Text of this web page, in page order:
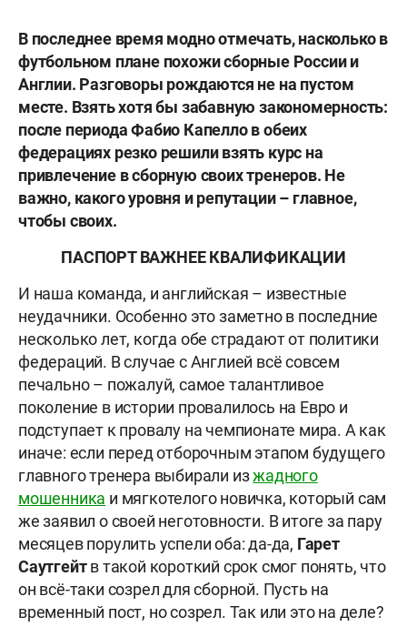
В последнее время модно отмечать, насколько в
футбольном плане похожи сборные России и
Англии. Разговоры рождаются не на пустом
месте. Взять хотя бы забавную закономерность:
после периодаФабио Капеллов обеих
федерациях резко решили взять курс на
привлечение в сборную своих тренеров. Не
важно, какого уровня и репутации – главное,
чтобы своих.
ПАСПОРТ ВАЖНЕЕ КВАЛИФИКАЦИИ
И наша команда, и английская – известные
неудачники. Особенно это заметно в последние
несколько лет, когда обе страдают от политики
федераций. В случае с Англией всё совсем
печально – пожалуй, самое талантливое
поколение в истории провалилось на Евро и
подступает к провалу на чемпионате мира. А как
иначе: если перед отборочным этапом будущего
главного тренера выбирали изжадного
мошенника и мягкотелого новичка, который сам
же заявил о своей неготовности. В итоге за пару
месяцев порулить успели оба: да-да, Гарет
Саутгейтв такой короткий срок смог понять, что
он всё-таки созрел для сборной. Пусть на
временный пост, но созрел. Так или это на деле?